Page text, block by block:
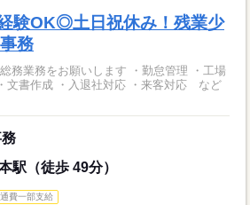
験OK◎土日祝休み！残業少
務
願いします ・勤怠管理 ・工場
文書作成 ・入退社対応 ・来客対応 など
駅（徒歩 49分）
費一部支給